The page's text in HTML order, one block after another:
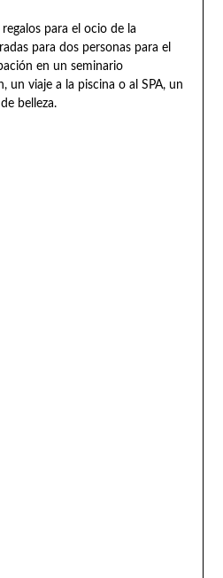
para el ocio de la
para dos personas para el
en un seminario
un viaje a la piscina o al SPA, un
belleza.